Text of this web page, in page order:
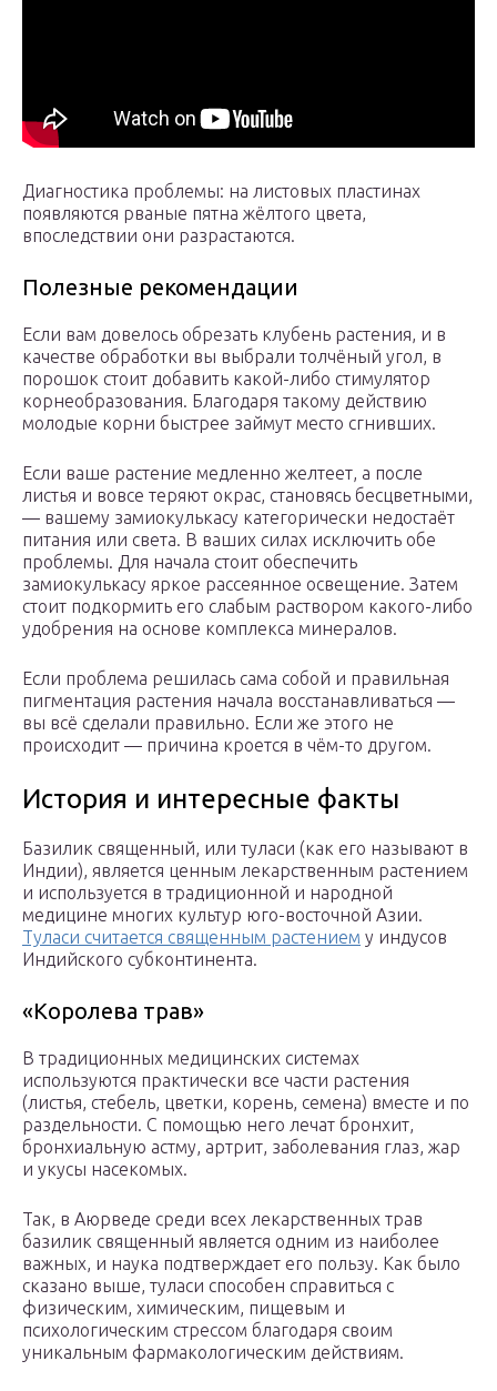
Диагностика проблемы: на листовых пластинах
появляются рваные пятна жёлтого цвета,
впоследствии они разрастаются.
Полезные рекомендации
Если вам довелось обрезать клубень растения, и в
качестве обработки вы выбрали толчёный угол, в
порошок стоит добавить какой-либо стимулятор
корнеобразования. Благодаря такому действию
молодые корни быстрее займут место сгнивших.
Если ваше растение медленно желтеет, а после
листья и вовсе теряют окрас, становясь бесцветными,
— вашему замиокулькасу категорически недостаёт
питания или света. В ваших силах исключить обе
проблемы. Для начала стоит обеспечить
замиокулькасу яркое рассеянное освещение. Затем
стоит подкормить его слабым раствором какого-либо
удобрения на основе комплекса минералов.
Если проблема решилась сама собой и правильная
пигментация растения начала восстанавливаться —
вы всё сделали правильно. Если же этого не
происходит — причина кроется в чём-то другом.
История и интересные факты
Базилик священный, или туласи (как его называют в
Индии), является ценным лекарственным растением
и используется в традиционной и народной
медицине многих культур юго-восточной Азии.
Туласи считается священным растением у индусов
Индийского субконтинента.
«Королева трав»
В традиционных медицинских системах
используются практически все части растения
(листья, стебель, цветки, корень, семена) вместе и по
раздельности. С помощью него лечат бронхит,
бронхиальную астму, артрит, заболевания глаз, жар
и укусы насекомых.
Так, в Аюрведе среди всех лекарственных трав
базилик священный является одним из наиболее
важных, и наука подтверждает его пользу. Как было
сказано выше, туласи способен справиться с
физическим, химическим, пищевым и
психологическим стрессом благодаря своим
уникальным фармакологическим действиям.